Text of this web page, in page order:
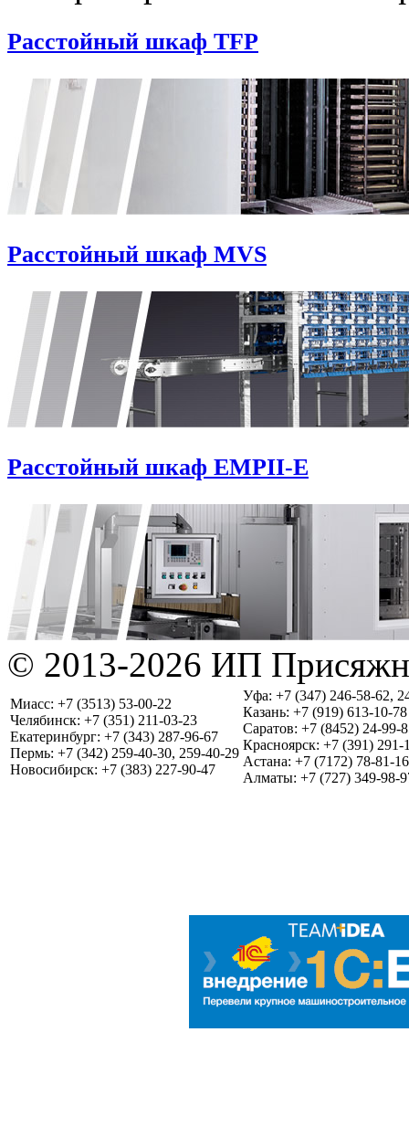
Расстойный шкаф TFP
Расстойный шкаф MVS
Расстойный шкаф EMPII-E
© 2013-2026 ИП
Миасс: +7 (3513) 53-00-22
Челябинск: +7 (351) 211-03-23
Екатеринбург: +7 (343) 287-96-67
Пермь: +7 (342) 259-40-30, 259-40-29
Новосибирск: +7 (383) 227-90-47
Уфа: +7 (347) 246-58-62,
Казань: +7 (919) 613-10-78
Саратов: +7 (8452) 24-99-
Красноярск: +7 (391) 291-
Астана: +7 (7172) 78-81-16
Алматы: +7 (727) 349-98-